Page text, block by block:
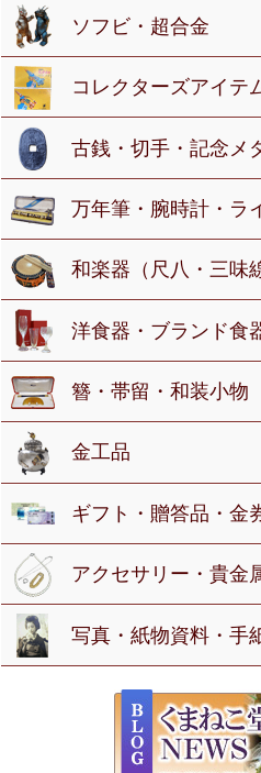
ソフビ・超合金
コレクターズアイテ
古銭・切手・記念メ
万年筆・腕時計・ラ
和楽器（尺八・三味
洋食器・ブランド食
簪・帯留・和装小物
金工品
ギフト・贈答品・金
アクセサリー・貴金
写真・紙物資料・手